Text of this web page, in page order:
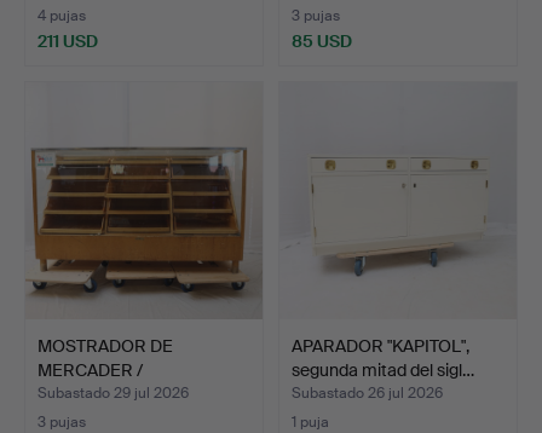
4 pujas
211 USD
3 pujas
85 USD
MOSTRADOR DE
MERCADER /
MOSTRADOR DE TIEND…
Subastado 29 jul 2026
3 pujas
APARADOR "KAPITOL",
segunda mitad del sigl…
Subastado 26 jul 2026
1 puja